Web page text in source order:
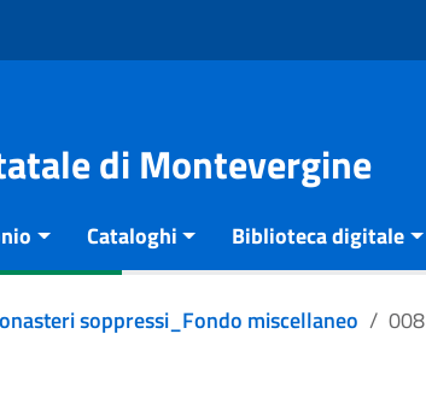
di Montevergine
Cataloghi Biblioteca digitale
soppressi_Fondo miscellaneo 008